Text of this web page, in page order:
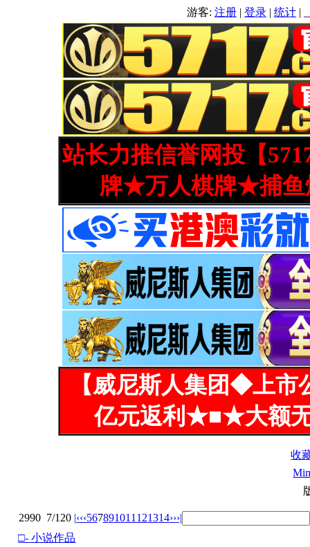
游客: 注册 | 登录 | 统计 |
站长力推信誉网投【
牌★万人棋牌★捕鱼
【威尼斯人集团◆上
亿元返利★■★大额
收
2990 7/120 |‹‹‹567891011 121314›››|
□- 小说作品